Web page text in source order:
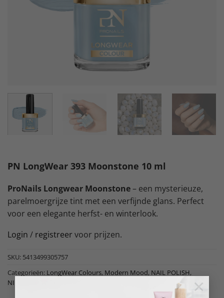
×
PN LongWear 393 Moonstone 10 ml
ProNails Longwear Moonstone– een mysterieuze,
parelmoergrijze tint met een verfijnde glans. Perfect
voor een elegante herfst- en winterlook.
Login / registreer voor prijzen.
SKU: 5413499305757
Categorieën: LongWear Colours, Modern Mood, NAIL POLISH,
NIEUWE COLLECTIE